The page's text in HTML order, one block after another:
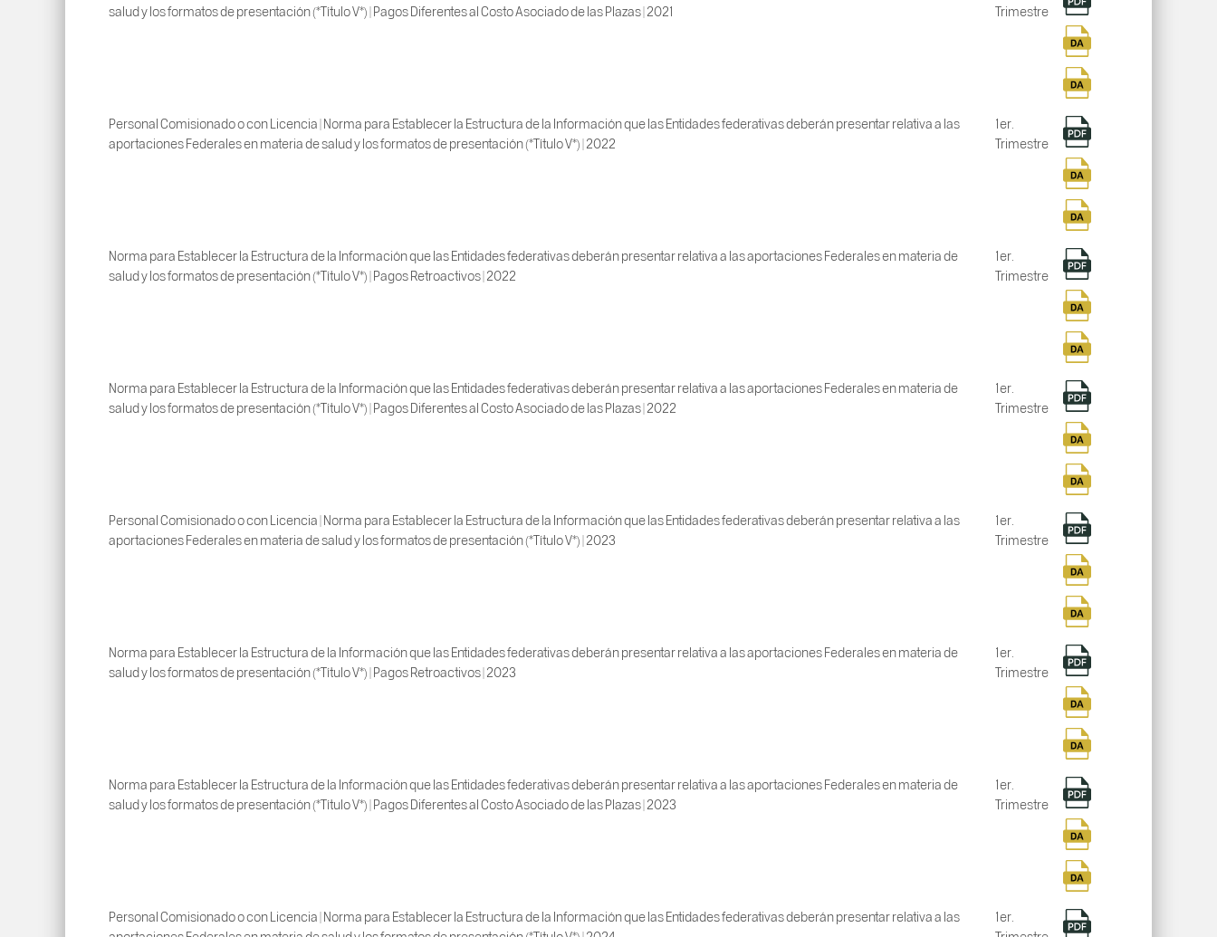
salud y los formatos de presentación (*Título V*) | Pagos Diferentes al Costo Asociado de las Plazas | 2021
Trimestre
Personal Comisionado o con Licencia | Norma para Establecer la Estructura de la Información que las Entidades federativas deberán presentar relativa a las
aportaciones Federales en materia de salud y los formatos de presentación (*Título V*) | 2022
1er.
Trimestre
Norma para Establecer la Estructura de la Información que las Entidades federativas deberán presentar relativa a las aportaciones Federales en materia de
salud y los formatos de presentación (*Título V*) | Pagos Retroactivos | 2022
1er.
Trimestre
Norma para Establecer la Estructura de la Información que las Entidades federativas deberán presentar relativa a las aportaciones Federales en materia de
salud y los formatos de presentación (*Título V*) | Pagos Diferentes al Costo Asociado de las Plazas | 2022
1er.
Trimestre
Personal Comisionado o con Licencia | Norma para Establecer la Estructura de la Información que las Entidades federativas deberán presentar relativa a las
aportaciones Federales en materia de salud y los formatos de presentación (*Título V*) | 2023
1er.
Trimestre
Norma para Establecer la Estructura de la Información que las Entidades federativas deberán presentar relativa a las aportaciones Federales en materia de
salud y los formatos de presentación (*Título V*) | Pagos Retroactivos | 2023
1er.
Trimestre
Norma para Establecer la Estructura de la Información que las Entidades federativas deberán presentar relativa a las aportaciones Federales en materia de
salud y los formatos de presentación (*Título V*) | Pagos Diferentes al Costo Asociado de las Plazas | 2023
1er.
Trimestre
Personal Comisionado o con Licencia | Norma para Establecer la Estructura de la Información que las Entidades federativas deberán presentar relativa a las
1er.